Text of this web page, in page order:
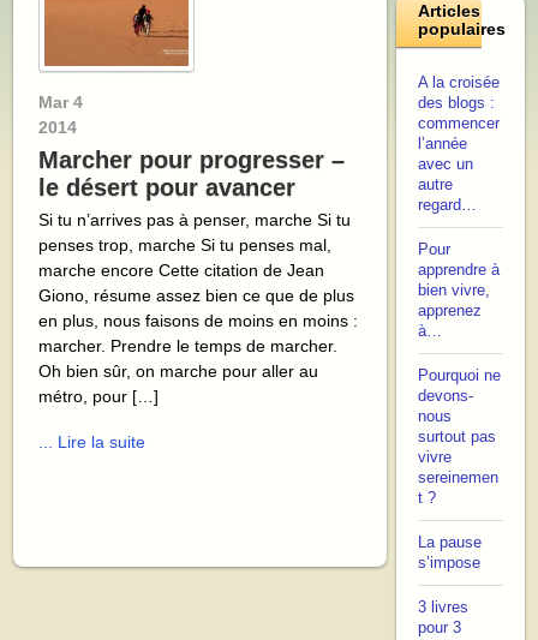
Mar 4
2014
Marcher pour progresser –
le désert pour avancer
Si tu n’arrives pas à penser, marche Si tu
penses trop, marche Si tu penses mal,
marche encore Cette citation de Jean
Giono, résume assez bien ce que de plus
en plus, nous faisons de moins en moins :
marcher. Prendre le temps de marcher.
Oh bien sûr, on marche pour aller au
métro, pour […]
... Lire la suite
Articles
populaires
A la croisée
des blogs :
commencer
l’année
avec un
autre
regard…
Pour
apprendre à
bien vivre,
apprenez
à…
Pourquoi ne
devons-
nous
surtout pas
vivre
sereinemen
t ?
La pause
s’impose
3 livres
pour 3